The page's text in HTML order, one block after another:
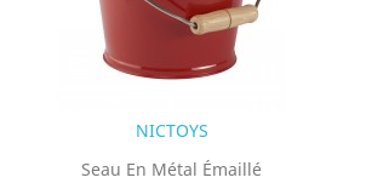
NICTOYS
Seau En Métal Émaillé